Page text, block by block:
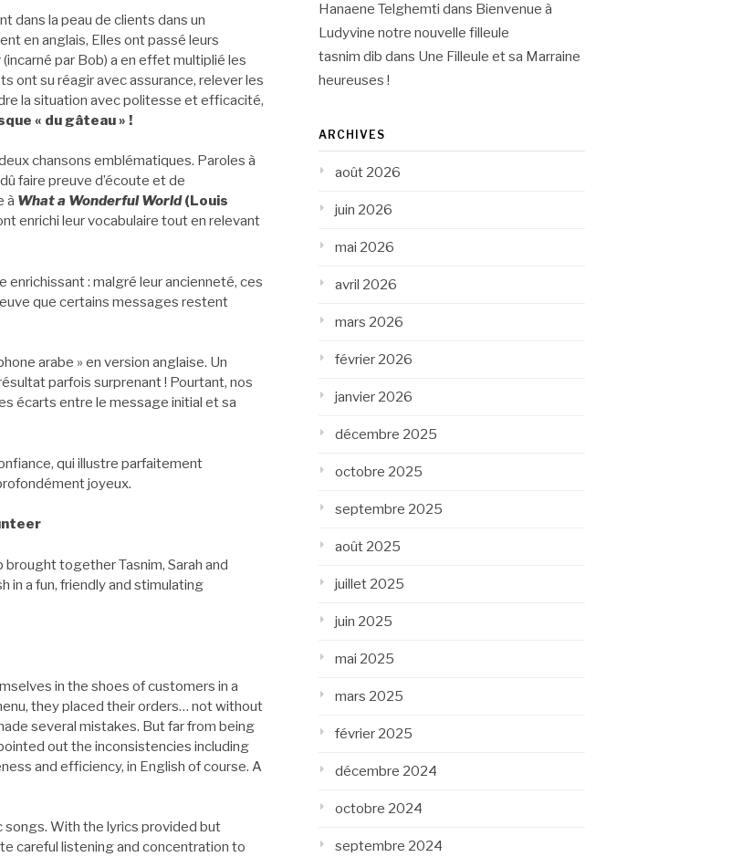
dans la peau de clients dans un
en anglais, Elles ont passé leurs
par Bob) a en effet multiplié les
ont su réagir avec assurance, relever les
la situation avec politesse et efficacité,
« du gâteau » !
chansons emblématiques. Paroles à
faire preuve d’écoute et de
à What a Wonderful World (Louis
enrichi leur vocabulaire tout en relevant
: malgré leur ancienneté, ces
que certains messages restent
arabe » en version anglaise. Un
parfois surprenant ! Pourtant, nos
écarts entre le message initial et sa
qui illustre parfaitement
joyeux.
together Tasnim, Sarah and
in a fun, friendly and stimulating
in the shoes of customers in a
they placed their orders… not without
several mistakes. But far from being
out the inconsistencies including
and efficiency, in English of course. A
With the lyrics provided but
careful listening and concentration to
Hanaene Telghemti dans Bienvenue à
Ludyvine notre nouvelle filleule
tasnim dib dans Une Filleule et sa Marraine
heureuses !
ARCHIVES
août 2026
juin 2026
mai 2026
avril 2026
mars 2026
février 2026
janvier 2026
décembre 2025
octobre 2025
septembre 2025
août 2025
juillet 2025
juin 2025
mai 2025
mars 2025
février 2025
décembre 2024
octobre 2024
septembre 2024